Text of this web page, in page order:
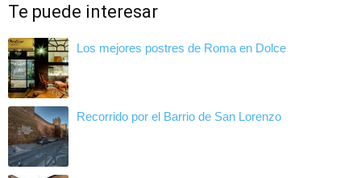
Te puede interesar
Los mejores postres de Roma en Dolce
Recorrido por el Barrio de San Lorenzo